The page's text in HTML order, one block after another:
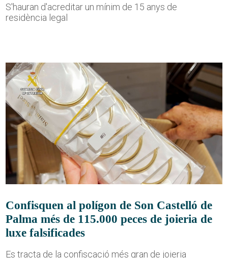
S'hauran d'acreditar un mínim de 15 anys de
residència legal
Confisquen al polígon de Son Castelló de
Palma més de 115.000 peces de joieria de
luxe falsificades
Es tracta de la confiscació més gran de joieria